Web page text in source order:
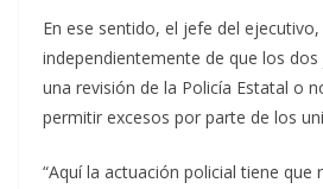
En ese sentido, el jefe del
independientemente de que los
una revisión de la Policía Estatal o
permitir excesos por parte de los
“Aquí la actuación policial tiene que